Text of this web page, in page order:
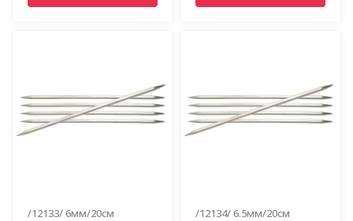
/12133/ 6мм/20см /12134/ 6.5мм/20см